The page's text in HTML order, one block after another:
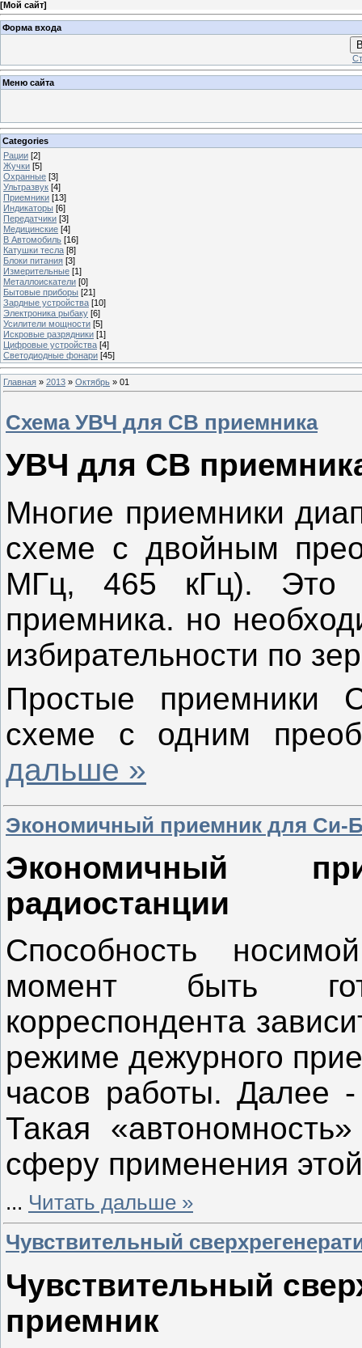
[Мой сайт]
Форма входа
Меню сайта
Categories
Рации [2]
Жучки [5]
Охранные [3]
Ультразвук [4]
Приемники [13]
Индикаторы [6]
Передатчики [3]
Медицинские [4]
В Автомобиль [16]
Катушки тесла [8]
Блоки питания [3]
Измерительные [1]
Металлоискатели [0]
Бытовые приборы [21]
Зардные устройства [10]
Электроника рыбаку [6]
Усилители мощности [5]
Искровые разрядники [1]
Цифровые устройства [4]
Светодиодные фонари [45]
Главная » 2013 » Октябрь » 01
Схема УВЧ для СВ приемника
УВЧ для СВ
Многие приемники
схеме с двойным
МГц, 465 кГц). Это
приемника. но
избирательности по
Простые приемники
схеме с одним
дальше »
Экономичный приемник для Си-
Экономичный
радиостанции
Способность
момент быть
корреспондента
режиме дежурного
часов работы. Далее
Такая
сферу применения
... Читать дальше »
Чувствительный
Чувствительный
приемник